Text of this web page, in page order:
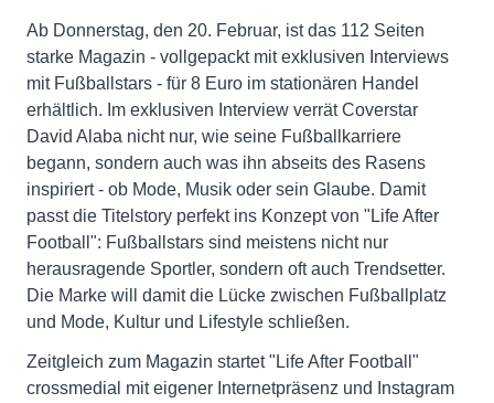
Ab Donnerstag, den 20. Februar, ist das 112 Seiten
starke Magazin - vollgepackt mit exklusiven Interviews
mit Fußballstars - für 8 Euro im stationären Handel
erhältlich. Im exklusiven Interview verrät Coverstar
David Alaba nicht nur, wie seine Fußballkarriere
begann, sondern auch was ihn abseits des Rasens
inspiriert - ob Mode, Musik oder sein Glaube. Damit
passt die Titelstory perfekt ins Konzept von "Life After
Football": Fußballstars sind meistens nicht nur
herausragende Sportler, sondern oft auch Trendsetter.
Die Marke will damit die Lücke zwischen Fußballplatz
und Mode, Kultur und Lifestyle schließen.
Zeitgleich zum Magazin startet "Life After Football"
crossmedial mit eigener Internetpräsenz und Instagram